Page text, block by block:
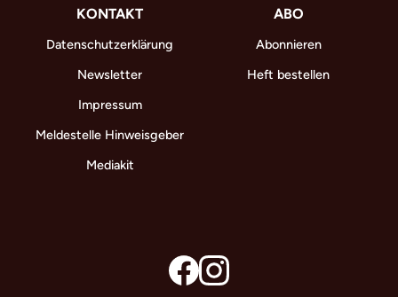
KONTAKT
Datenschutzerklärung
Newsletter
Impressum
Meldestelle Hinweisgeber
Mediakit
ABO
Abonnieren
Heft bestellen